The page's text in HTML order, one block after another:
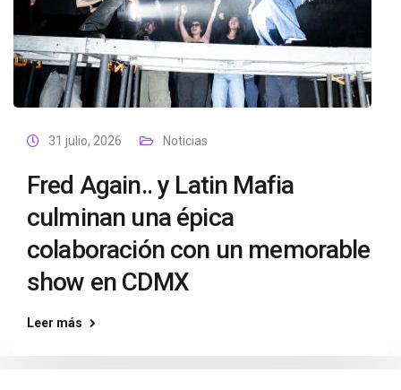
31 julio, 2026 Noticias
Fred Again.. y Latin Mafia
culminan una épica
colaboración con un memorable
show en CDMX
Leer más